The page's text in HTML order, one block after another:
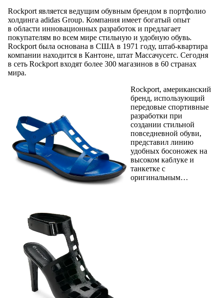
Rockport является ведущим обувным брендом в портфолио
холдинга adidas Group. Компания имеет богатый опыт
в области инновационных разработок и предлагает
покупателям во всем мире стильную и удобную обувь.
Rockport была основана в США в 1971 году, штаб-квартира
компании находится в Кантоне, штат Массачусетс. Сегодня
в сеть Rockport входят более 300 магазинов в 60 странах
мира.
Rockport, американский
бренд, использующий
передовые спортивные
разработки при
создании стильной
повседневной обуви,
представил линию
удобных босоножек на
высоком каблуке и
танкетке с
оригинальным…